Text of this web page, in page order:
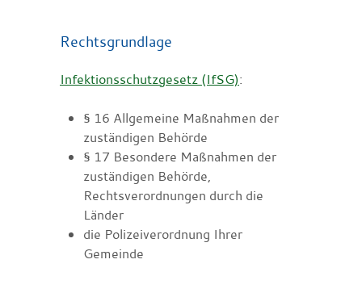
Rechtsgrundlage
Infektionsschutzgesetz (IfSG):
§ 16 Allgemeine Maßnahmen der
zuständigen Behörde
§ 17 Besondere Maßnahmen der
zuständigen Behörde,
Rechtsverordnungen durch die
Länder
die Polizeiverordnung Ihrer
Gemeinde